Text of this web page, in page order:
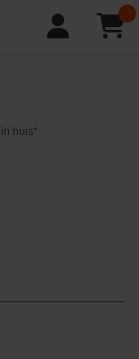
huis*